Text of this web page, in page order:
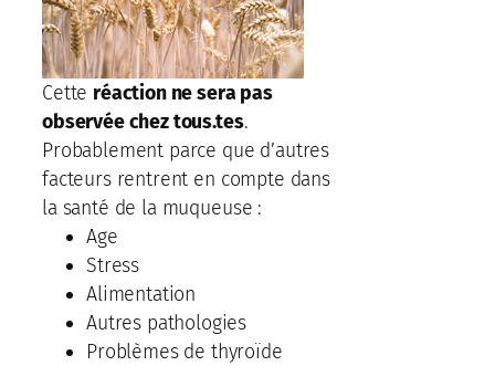
Cette réaction ne sera pas
observée chez tous.tes.
Probablement parce que d’autres
facteurs rentrent en compte dans
la santé de la muqueuse :
Age
Stress
Alimentation
Autres pathologies
Problèmes de thyroïde